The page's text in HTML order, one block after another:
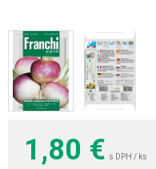
1,80 € s DPH / ks